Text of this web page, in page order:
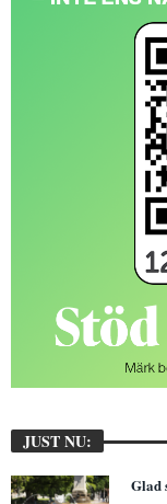
JUST NU:
Glad